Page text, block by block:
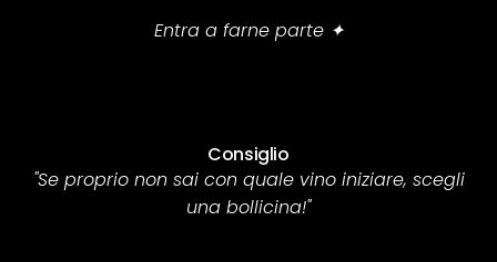
Entra a farne parte ✦
Consiglio
"Se proprio non sai con quale vino iniziare, scegli
una bollicina!"